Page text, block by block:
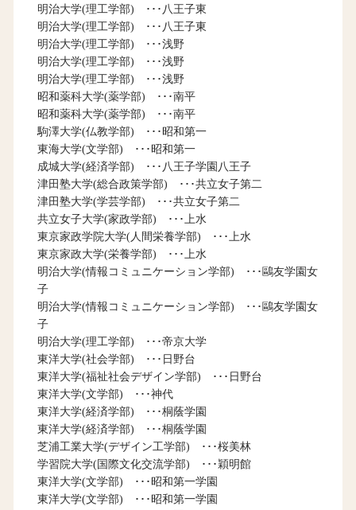
明治大学(理工学部) ･･･八王子東
明治大学(理工学部) ･･･八王子東
明治大学(理工学部) ･･･浅野
明治大学(理工学部) ･･･浅野
明治大学(理工学部) ･･･浅野
昭和薬科大学(薬学部) ･･･南平
昭和薬科大学(薬学部) ･･･南平
駒澤大学(仏教学部) ･･･昭和第一
東海大学(文学部) ･･･昭和第一
成城大学(経済学部) ･･･八王子学園八王子
津田塾大学(総合政策学部) ･･･共立女子第二
津田塾大学(学芸学部) ･･･共立女子第二
共立女子大学(家政学部) ･･･上水
東京家政学院大学(人間栄養学部) ･･･上水
東京家政大学(栄養学部) ･･･上水
明治大学(情報コミュニケーション学部) ･･･鷗友学園女
子
明治大学(情報コミュニケーション学部) ･･･鷗友学園女
子
明治大学(理工学部) ･･･帝京大学
東洋大学(社会学部) ･･･日野台
東洋大学(福祉社会デザイン学部) ･･･日野台
東洋大学(文学部) ･･･神代
東洋大学(経済学部) ･･･桐蔭学園
東洋大学(経済学部) ･･･桐蔭学園
芝浦工業大学(デザイン工学部) ･･･桜美林
学習院大学(国際文化交流学部) ･･･穎明館
東洋大学(文学部) ･･･昭和第一学園
東洋大学(文学部) ･･･昭和第一学園